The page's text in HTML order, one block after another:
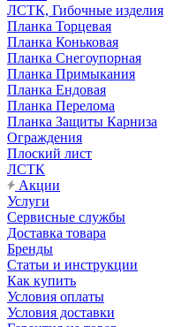
ЛСТК, Гибочные изделия
Планка Торцевая
Планка Коньковая
Планка Снегоупорная
Планка Примыкания
Планка Ендовая
Планка Перелома
Планка Защиты Карниза
Ограждения
Плоский лист
ЛСТК
Акции
Услуги
Сервисные службы
Доставка товара
Бренды
Статьи и инструкции
Как купить
Условия оплаты
Условия доставки